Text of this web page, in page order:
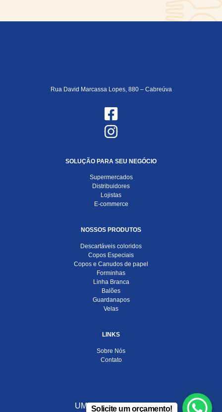
Rua David Marcassa Lopes, 880 – Cabreúva
SOLUÇÃO PARA SEU NEGÓCIO
Supermercados
Distribuidores
Lojistas
E-commerce
NOSSOS PRODUTOS
Descartáveis coloridos
Copos Especiais
Copos e Canudos de papel
Forminhas
Linha Branca
Balões
Guardanapos
Velas
LINKS
Sobre Nós
Contato
UMA EMPRESA DO
Solicite um orçamento!